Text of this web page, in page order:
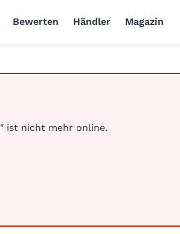
Bewerten Händler Magazin
" ist nicht mehr online.